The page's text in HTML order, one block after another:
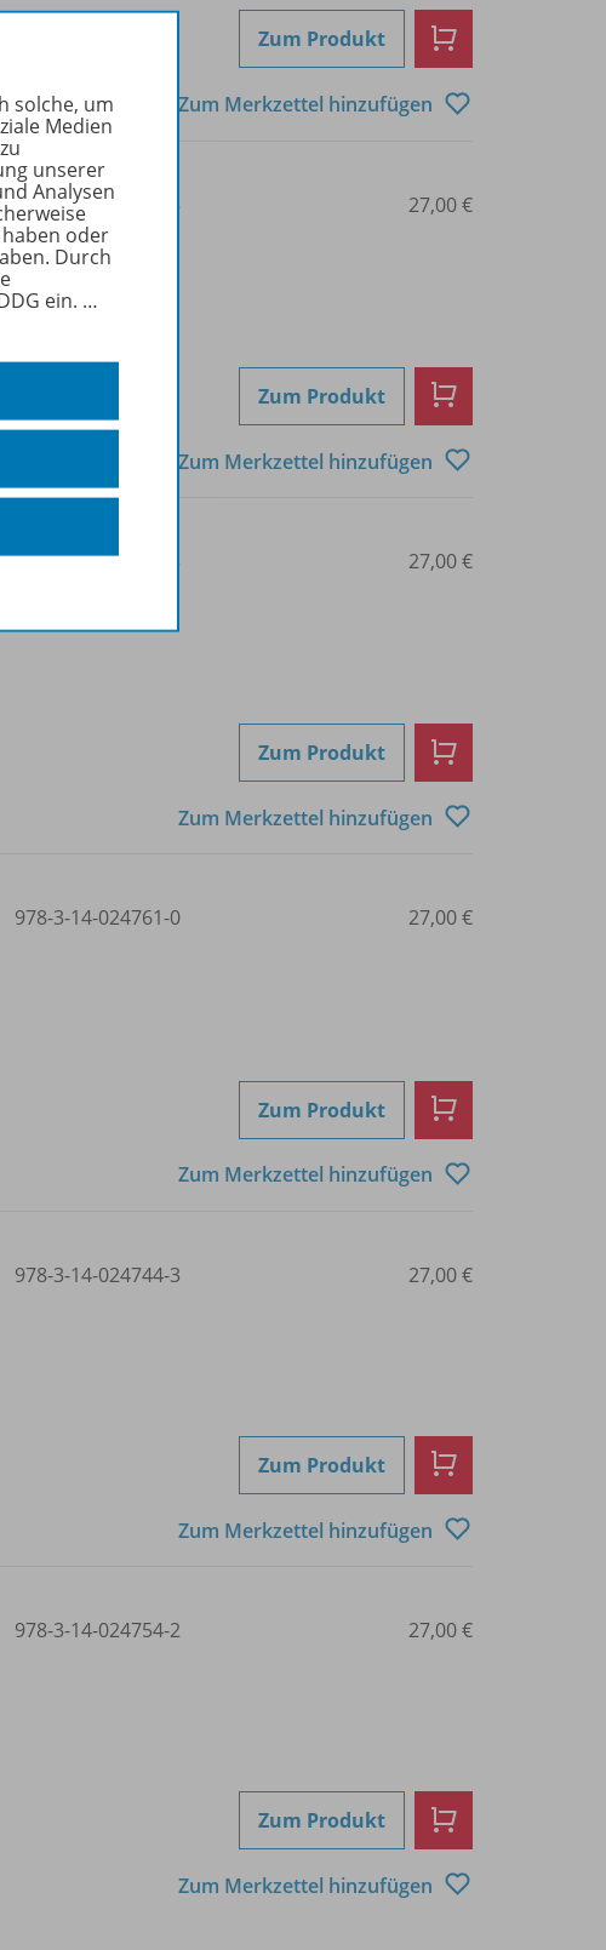
Zum Produkt
Zum Merkzettel hinzufügen
978-3-14-024737-5 27,00 €
Zum Produkt
Zum Merkzettel hinzufügen
978-3-14-024757-3 27,00 €
Zum Produkt
Zum Merkzettel hinzufügen
978-3-14-024761-0 27,00 €
Zum Produkt
Zum Merkzettel hinzufügen
978-3-14-024744-3 27,00 €
Zum Produkt
Zum Merkzettel hinzufügen
978-3-14-024754-2 27,00 €
Zum Produkt
Zum Merkzettel hinzufügen
solche, um
Medien
unserer
Analysen
oder
Durch
ein. …